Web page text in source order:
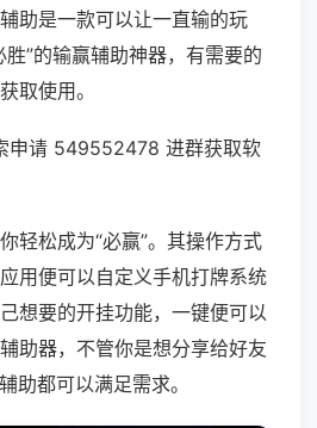
助是一款可以让一直输的玩
”的输赢辅助神器，有需要的
取使用。
申请 549552478 进群获取软
轻松成为“必赢”。其操作方式
用便可以自定义手机打牌系统
想要的开挂功能，一键便可以
助器，不管你是想分享给好友
助都可以满足需求。